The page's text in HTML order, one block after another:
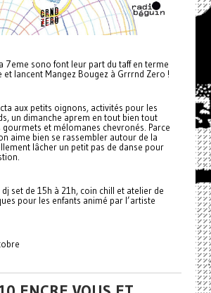
7eme sono font leur part du taff en terme
et lancent Mangez Bougez à Grrrnd Zero !
aux petits oignons, activités pour les
un dimanche aprem en tout bien tout
et mélomanes chevronés. Parce
aime bien se rassembler autour de la
lâcher un petit pas de danse pour
set de 15h à 21h, coin chill et atelier de
pour les enfants animé par l’artiste